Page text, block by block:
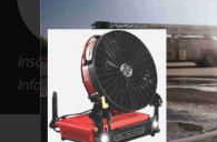
Inscrit depuis le 15/09/2020 à
Informations mises à jour le